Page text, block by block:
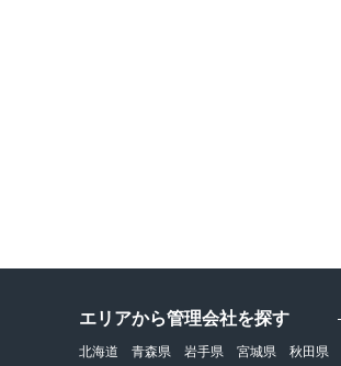
エリアから管理会社を探す
北海道 青森県 岩手県 宮城県 秋田県